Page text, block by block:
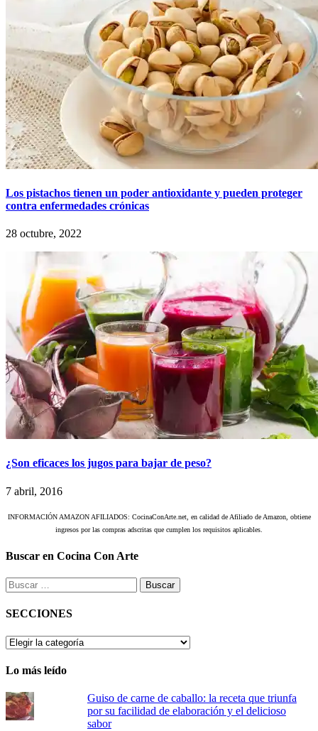
Los pistachos tienen un poder antioxidante y pueden proteger
contra enfermedades crónicas
28 octubre, 2022
¿Son eficaces los jugos para bajar de peso?
7 abril, 2016
INFORMACIÓN AMAZON AFILIADOS: CocinaConArte.net, en calidad de Afiliado de Amazon, obtiene
ingresos por las compras adscritas que cumplen los requisitos aplicables.
Buscar en Cocina Con Arte
Buscar:
SECCIONES
SECCIONES
Lo más leído
Guiso de carne de caballo: la receta que triunfa
por su facilidad de elaboración y el delicioso
sabor